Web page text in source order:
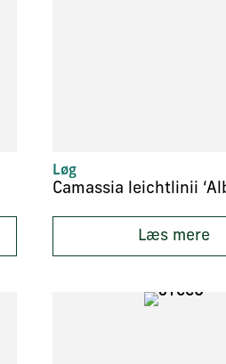
Løg
Camassia leichtlinii
Læs mere